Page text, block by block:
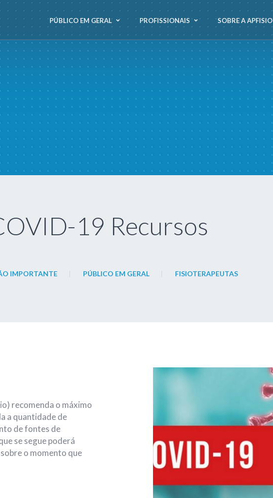
PÚBLICO EM GERAL PROFISSIONAIS SOBRE A APFISIO
19 Recursos
IMPORTANTE PÚBLICO EM GERAL FISIOTERAPEUTAS
recomenda o máximo
a quantidade de
de fontes de
se segue poderá
o momento que